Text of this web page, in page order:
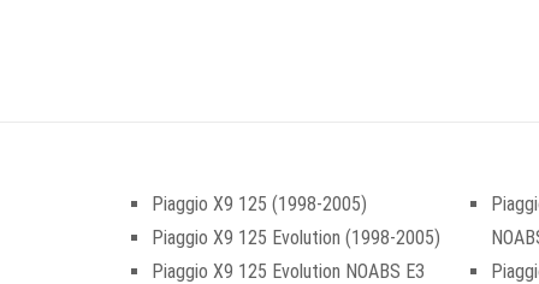
Piaggio X9 125 (1998-2005)
Piaggio X9 125 Evolution (1998-2005)
Piaggio X9 125 Evolution NOABS E3